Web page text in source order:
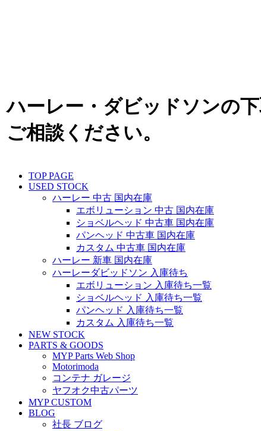
ハーレー・ダビッドソンの
ご相談ください。
TOP PAGE
USED STOCK
ハーレー 中古 国内在庫
エボリューション 中古 国内在庫
ショベルヘッド 中古車 国内在庫
パンヘッド 中古車 国内在庫
カスタム 中古車 国内在庫
ハーレー 新車 国内在庫
ハーレーダビッドソン 入庫待ち
エボリューション 入庫待ち一覧
ショベルヘッド 入庫待ち一覧
パンヘッド 入庫待ち一覧
カスタム 入庫待ち一覧
NEW STOCK
PARTS & GOODS
MYP Parts Web Shop
Motorimoda
コンテナ ガレージ
ヤフオク中古パーツ
MYP CUSTOM
BLOG
社長 ブログ